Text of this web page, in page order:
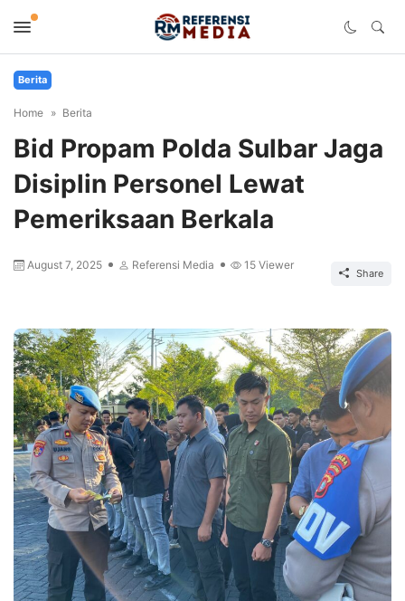
Berita
Home Berita
Bid Propam Polda Sulbar Jaga
Disiplin Personel Lewat
Pemeriksaan Berkala
August 7, 2025 Referensi Media 15 Viewer
Share